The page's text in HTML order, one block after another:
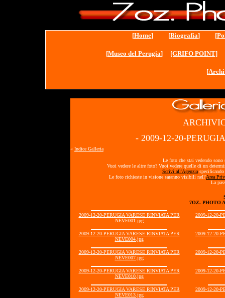
[Home] [Biografia] [
[Museo del Perugia] [GRIFO POINT]
[
- 2009-12-20-
« Indice Galleria
Le foto che stai vedendo
Vuoi vedere le altre foto? Vuoi vedere quelle di un
Scrivi all'Agenzia
Le foto richieste in visione saranno visibili nell'Area
La
7OZ. PHOTO
2009-12-20-PERUGIA VARESE RINVIATA PER
NEVE001.jpg
2009-12-20-
2009-12-20-PERUGIA VARESE RINVIATA PER
NEVE004.jpg
2009-12-20-
2009-12-20-PERUGIA VARESE RINVIATA PER
NEVE007.jpg
2009-12-20-
2009-12-20-PERUGIA VARESE RINVIATA PER
NEVE010.jpg
2009-12-20-
2009-12-20-PERUGIA VARESE RINVIATA PER
NEVE013.jpg
2009-12-20-